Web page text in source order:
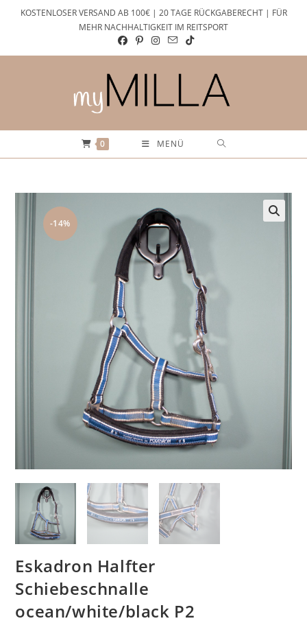
KOSTENLOSER VERSAND AB 100€ | 20 TAGE RÜCKGABERECHT | FÜR
MEHR NACHHALTIGKEIT IM REITSPORT
0 MENÜ
-14%
Eskadron Halfter
Schiebeschnalle
ocean/white/black P2